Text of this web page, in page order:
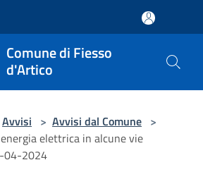
Comune di Fiesso
d'Artico
Avvisi > Avvisi dal Comune >
elettrica in alcune vie
04-2024